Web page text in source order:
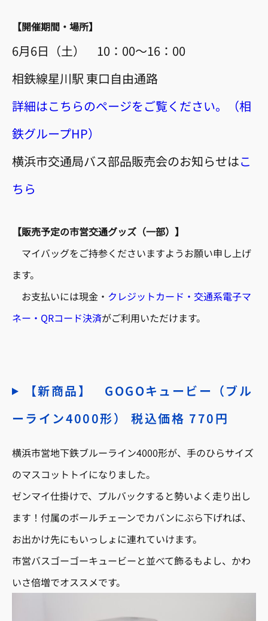
【開催期間・場所】
6月6日（土） 10：00～16：00
相鉄線星川駅 東口自由通路
詳細はこちらのページをご覧ください。（相
鉄グループHP）
横浜市交通局バス部品販売会のお知らせはこ
ちら
【販売予定の市営交通グッズ（一部）】
マイバッグをご持参くださいますようお願い申し上げ
ます。
お支払いには現金・ クレジットカード・交通系電子マ
ネー・QRコード決済がご利用いただけます。
【新商品】 GOGOキュービー（ブル
ーライン4000形） 税込価格 770円
横浜市営地下鉄ブルーライン4000形が、手のひらサイズ
のマスコットトイになりました。
ゼンマイ仕掛けで、プルバックすると勢いよく走り出し
ます！付属のボールチェーンでカバンにぶら下げれば、
お出かけ先にもいっしょに連れていけます。
市営バスゴーゴーキュービーと並べて飾るもよし、かわ
いさ倍増でオススメです。